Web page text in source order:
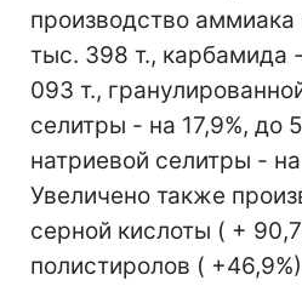
производство аммиака
тыс. 398 т., карбамида
093 т.,
селитры - на 17,9%, до
натриевой селитры -
Увеличено также
серной кислоты ( +
полистиролов (